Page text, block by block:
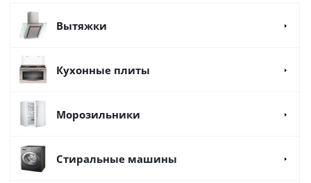
Вытяжки
Кухонные плиты
Морозильники
Стиральные машины